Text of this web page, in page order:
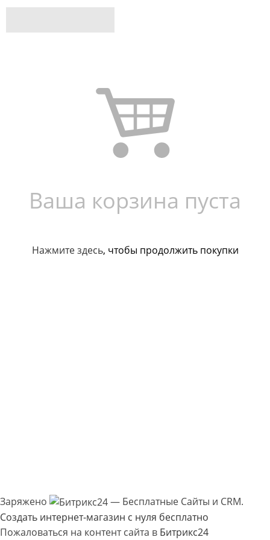
Ваша корзина пуста
Нажмите здесь, чтобы продолжить покупки
Заряжено
— Бесплатные Сайты и CRM.
Создать интернет-магазин с нуля бесплатно
Пожаловаться на контент cайта в Битрикс24